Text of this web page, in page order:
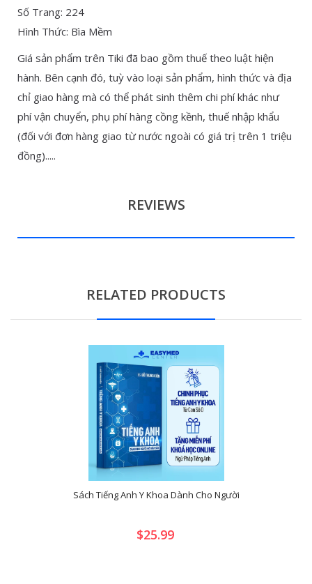
Số Trang: 224
Hình Thức: Bìa Mềm
Giá sản phẩm trên Tiki đã bao gồm thuế theo luật hiện
hành. Bên cạnh đó, tuỳ vào loại sản phẩm, hình thức và địa
chỉ giao hàng mà có thể phát sinh thêm chi phí khác như
phí vận chuyển, phụ phí hàng cồng kềnh, thuế nhập khẩu
(đối với đơn hàng giao từ nước ngoài có giá trị trên 1 triệu
đồng).....
REVIEWS
RELATED PRODUCTS
Sách Tiếng Anh Y Khoa Dành Cho Người
$25.99